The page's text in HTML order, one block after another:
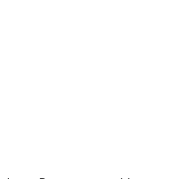
für Ihren Urlaub in
Haus)
Senillar) (innerhalb von
Costa Blanca
Liebe Frau der
Teulada Schloss), Denkmal